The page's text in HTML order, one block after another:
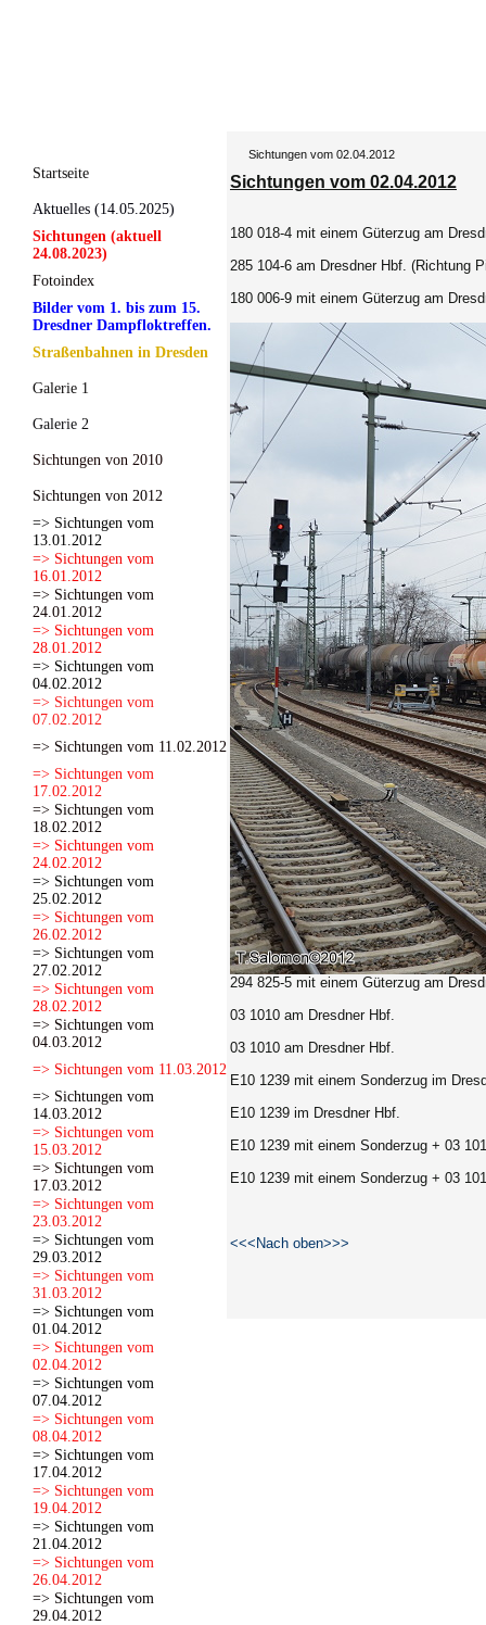
Startseite
Aktuelles (14.05.2025)
Sichtungen (aktuell
24.08.2023)
Fotoindex
Bilder vom 1. bis zum 15.
Dresdner Dampfloktreffen.
Straßenbahnen in Dresden
Galerie 1
Galerie 2
Sichtungen von 2010
Sichtungen von 2012
=> Sichtungen vom
13.01.2012
=> Sichtungen vom
16.01.2012
=> Sichtungen vom
24.01.2012
=> Sichtungen vom
28.01.2012
=> Sichtungen vom
04.02.2012
=> Sichtungen vom
07.02.2012
=> Sichtungen vom 11.02.2012
=> Sichtungen vom
17.02.2012
=> Sichtungen vom
18.02.2012
=> Sichtungen vom
24.02.2012
=> Sichtungen vom
25.02.2012
=> Sichtungen vom
26.02.2012
=> Sichtungen vom
27.02.2012
=> Sichtungen vom
28.02.2012
=> Sichtungen vom
04.03.2012
=> Sichtungen vom 11.03.2012
=> Sichtungen vom
14.03.2012
=> Sichtungen vom
15.03.2012
=> Sichtungen vom
17.03.2012
=> Sichtungen vom
23.03.2012
=> Sichtungen vom
29.03.2012
=> Sichtungen vom
31.03.2012
=> Sichtungen vom
01.04.2012
=> Sichtungen vom
02.04.2012
=> Sichtungen vom
07.04.2012
=> Sichtungen vom
08.04.2012
=> Sichtungen vom
17.04.2012
=> Sichtungen vom
19.04.2012
=> Sichtungen vom
21.04.2012
=> Sichtungen vom
26.04.2012
=> Sichtungen vom
29.04.2012
Sichtungen vom 02.04.2012
Sichtungen vom 02.04.2012
180 018-4 mit einem Güterzug am
285 104-6 am Dresdner Hbf. (Richtung
180 006-9 mit einem Güterzug am
294 825-5 mit einem Güterzug am
03 1010 am Dresdner Hbf.
03 1010 am Dresdner Hbf.
E10 1239 mit einem Sonderzug im
E10 1239 im Dresdner Hbf.
E10 1239 mit einem Sonderzug + 03
E10 1239 mit einem Sonderzug + 03
<<<Nach oben>>>